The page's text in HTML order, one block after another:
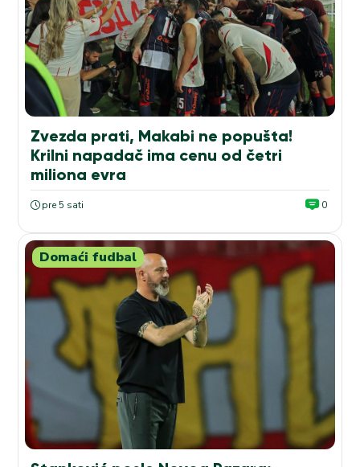
Zvezda prati, Makabi ne popušta!
Krilni napadač ima cenu od četri
miliona evra
pre 5 sati 0
Domaći fudbal